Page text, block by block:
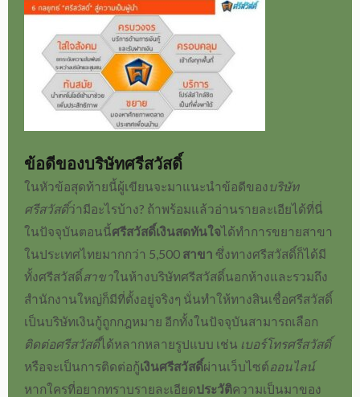
ข้อดีของบริษัทศรีสวัสดิ์
ในหัวข้อสุดท้ายนี้ผู้เขียนจะมาแนะนำข้อดีของบริษัท
ศรีสวัสดิ์ว่ามีอะไรบ้าง? ถ้าพร้อมแล้วอ่านรายละเอียได้ที่นี่
ในปัจจุบันตอนนี้ศรีสวัสดิ์เงินสดทันใจได้ทำการขยายสาขา
ในประเทศไทยมากกว่า 5,500 สาขา ซึ่งทางศรีสวัสดิ์ก็ได้มี
ทั้งศรีสวัสดิ์สาขาในห้างบริษัทศรีสวัสดิ์นอกห้างและรวมถึง
สำนักงานใหญ่ก็มีที่ตั้งอยู่จริงๆ นั่นทำให้ทางสินเชื่อศรีสวัสดิ์
เป็นบริษัทเงินกู้ถูกกฎหมาย อีกทั้งในปัจจุบันสามารถเลือก
ติดต่อศรีสวัสดิ์ได้หลากหลายรูปแบบ เช่น เบอร์โทรศรีสวัสดิ์
หรือจะเป็นการติดต่อกู้เงินศรีสวัสดิ์ผ่านเว็บไซต์ออนไลน์
หากใครที่อยากทราบรายละเอียดประวัติความเป็นมาของ